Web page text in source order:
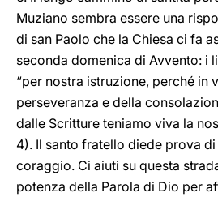
Muziano sembra essere una
di san Paolo che la Chiesa ci fa
seconda domenica di Avvento: i
“per nostra istruzione, perché in
perseveranza e della
dalle Scritture teniamo viva la
4). Il santo fratello diede prova
coraggio. Ci aiuti su questa
potenza della Parola di Dio per